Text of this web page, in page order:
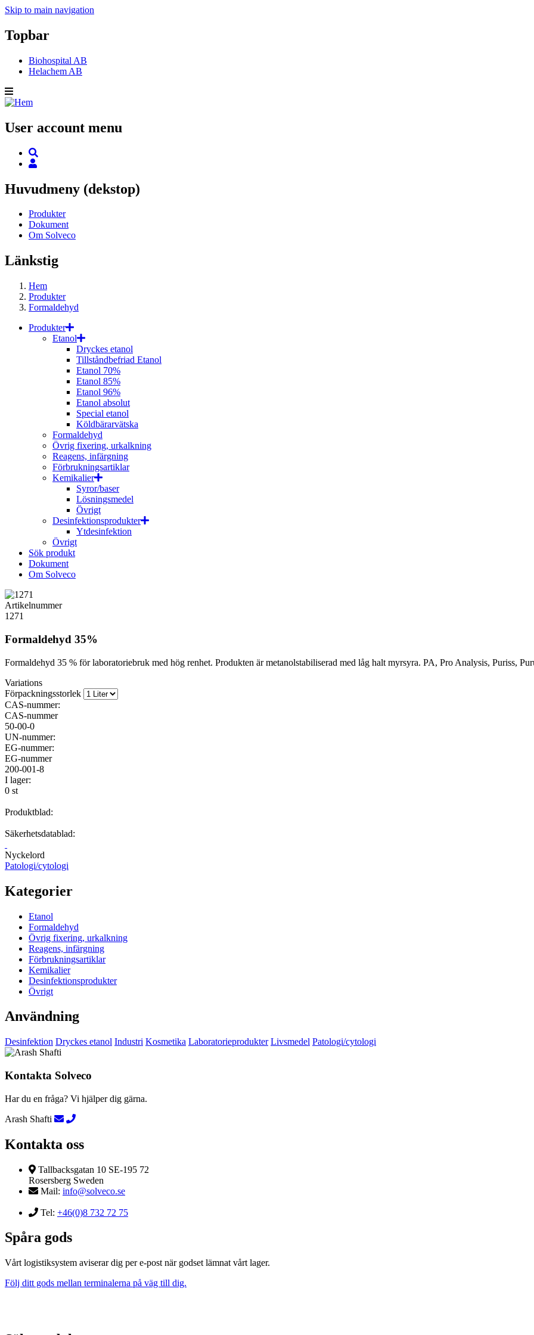
Skip to main navigation
Topbar
Biohospital AB
Helachem AB
User account menu
Huvudmeny (dekstop)
Produkter
Dokument
Om Solveco
Länkstig
Hem
Produkter
Formaldehyd
Produkter
Etanol
Dryckes etanol
Tillståndbefriad Etanol
Etanol 70%
Etanol 85%
Etanol 96%
Etanol absolut
Special etanol
Köldbärarvätska
Formaldehyd
Övrig fixering, urkalkning
Reagens, infärgning
Förbrukningsartiklar
Kemikalier
Syror/baser
Lösningsmedel
Övrigt
Desinfektionsprodukter
Ytdesinfektion
Övrigt
Sök produkt
Dokument
Om Solveco
Artikelnummer
1271
Formaldehyd 35%
Formaldehyd 35 % för laboratoriebruk med hög renhet. Produkten är metanolstabiliserad med låg halt myrsyra. PA, Pro Analysis, Puriss,
Variations
Förpackningsstorlek
CAS-nummer:
CAS-nummer
50-00-0
UN-nummer:
EG-nummer:
EG-nummer
200-001-8
I lager:
0 st
Produktblad:
Säkerhetsdatablad:
Nyckelord
Patologi/cytologi
Kategorier
Etanol
Formaldehyd
Övrig fixering, urkalkning
Reagens, infärgning
Förbrukningsartiklar
Kemikalier
Desinfektionsprodukter
Övrigt
Användning
Desinfektion Dryckes etanol Industri Kosmetika Laboratorieprodukter Livsmedel Patologi/cytologi
Kontakta Solveco
Har du en fråga? Vi hjälper dig gärna.
Arash Shafti
Kontakta oss
Tallbacksgatan 10 SE-195 72
Rosersberg Sweden
Mail: info@solveco.se
Tel: +46(0)8 732 72 75
Spåra gods
Vårt logistiksystem aviserar dig per e-post när godset lämnat vårt lager.
Följ ditt gods mellan terminalerna på väg till dig.